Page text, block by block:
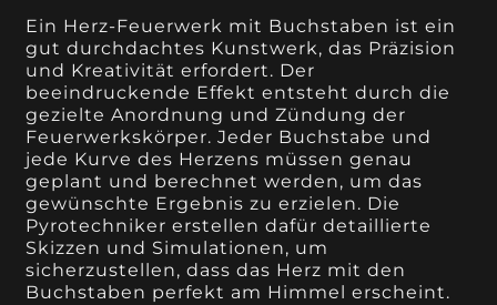
Ein Herz-Feuerwerk mit Buchstaben ist ein
gut durchdachtes Kunstwerk, das Präzision
und Kreativität erfordert. Der
beeindruckende Effekt entsteht durch die
gezielte Anordnung und Zündung der
Feuerwerkskörper. Jeder Buchstabe und
jede Kurve des Herzens müssen genau
geplant und berechnet werden, um das
gewünschte Ergebnis zu erzielen. Die
Pyrotechniker erstellen dafür detaillierte
Skizzen und Simulationen, um
sicherzustellen, dass das Herz mit den
Buchstaben perfekt am Himmel erscheint.